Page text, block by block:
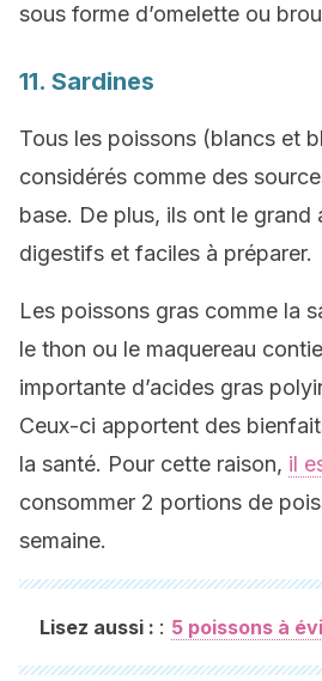
sous forme d’omelette ou
11. Sardines
Tous les poissons (blancs et
considérés comme des
base. De plus, ils ont le grand
digestifs et faciles à préparer.
Les poissons gras comme la
le thon ou le maquereau
importante d’acides gras
Ceux-ci apportent des
la santé. Pour cette raison, il
consommer 2 portions de
semaine.
Lisez aussi : : 5 poissons à